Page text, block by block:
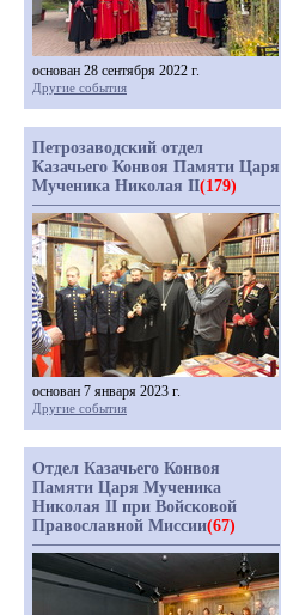
основан 28 сентября 2022 г.
Другие события
Петрозаводский отдел
Казачьего Конвоя Памяти Царя
Мученика Николая II(179)
основан 7 января 2023 г.
Другие события
Отдел Казачьего Конвоя
Памяти Царя Мученика
Николая II при Войсковой
Православной Миссии(67)